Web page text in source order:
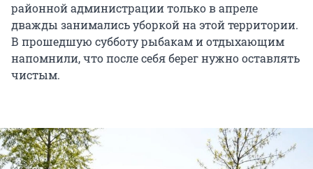
районной администрации только в апреле
дважды занимались уборкой на этой территории.
В прошедшую субботу рыбакам и отдыхающим
напомнили, что после себя берег нужно оставлять
чистым.